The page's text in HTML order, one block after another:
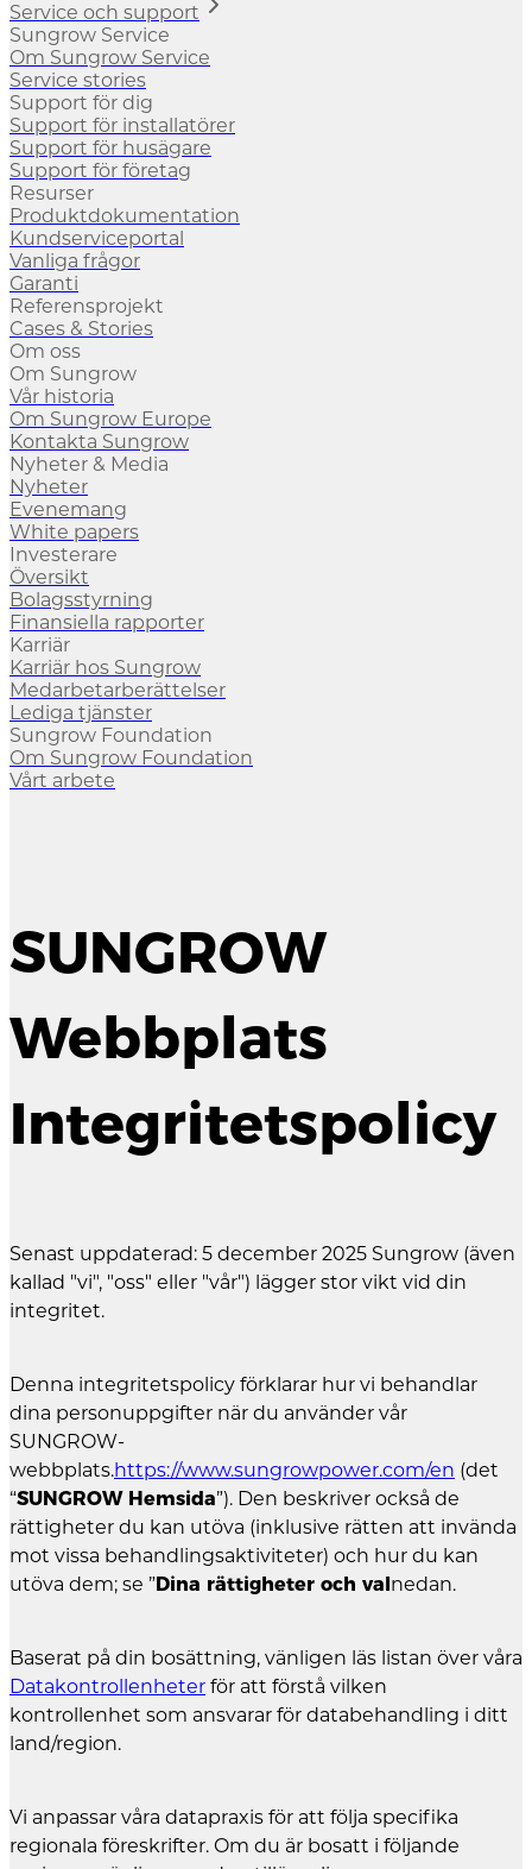
Service och support
Sungrow Service
Om Sungrow Service
Service stories
Support för dig
Support för installatörer
Support för husägare
Support för företag
Resurser
Produktdokumentation
Kundserviceportal
Vanliga frågor
Garanti
Referensprojekt
Cases & Stories
Om oss
Om Sungrow
Vår historia
Om Sungrow Europe
Kontakta Sungrow
Nyheter & Media
Nyheter
Evenemang
White papers
Investerare
Översikt
Bolagsstyrning
Finansiella rapporter
Karriär
Karriär hos Sungrow
Medarbetarberättelser
Lediga tjänster
Sungrow Foundation
Om Sungrow Foundation
Vårt arbete
SUNGROW
Webbplats
Integritetspolicy
Senast uppdaterad: 5 december 2025 Sungrow (även
kallad "vi", "oss" eller "vår") lägger stor vikt vid din
integritet.
Denna integritetspolicy förklarar hur vi behandlar
dina personuppgifter när du använder vår
SUNGROW-
webbplats.https://www.sungrowpower.com/en (det
“SUNGROW Hemsida”). Den beskriver också de
rättigheter du kan utöva (inklusive rätten att invända
mot vissa behandlingsaktiviteter) och hur du kan
utöva dem; se ”Dina rättigheter och valnedan.
Baserat på din bosättning, vänligen läs listan över våra
Datakontrollenheter för att förstå vilken
kontrollenhet som ansvarar för databehandling i ditt
land/region.
Vi anpassar våra datapraxis för att följa specifika
regionala föreskrifter. Om du är bosatt i följande